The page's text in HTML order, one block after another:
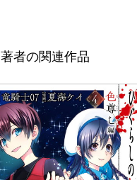
著者の関連作品